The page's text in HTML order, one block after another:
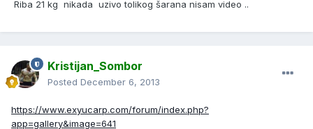
Riba 21 kg nikada uzivo tolikog šarana nisam video ..
Kristijan_Sombor
Posted December 6, 2013
https://www.exyucarp.com/forum/index.php?
app=gallery&image=641